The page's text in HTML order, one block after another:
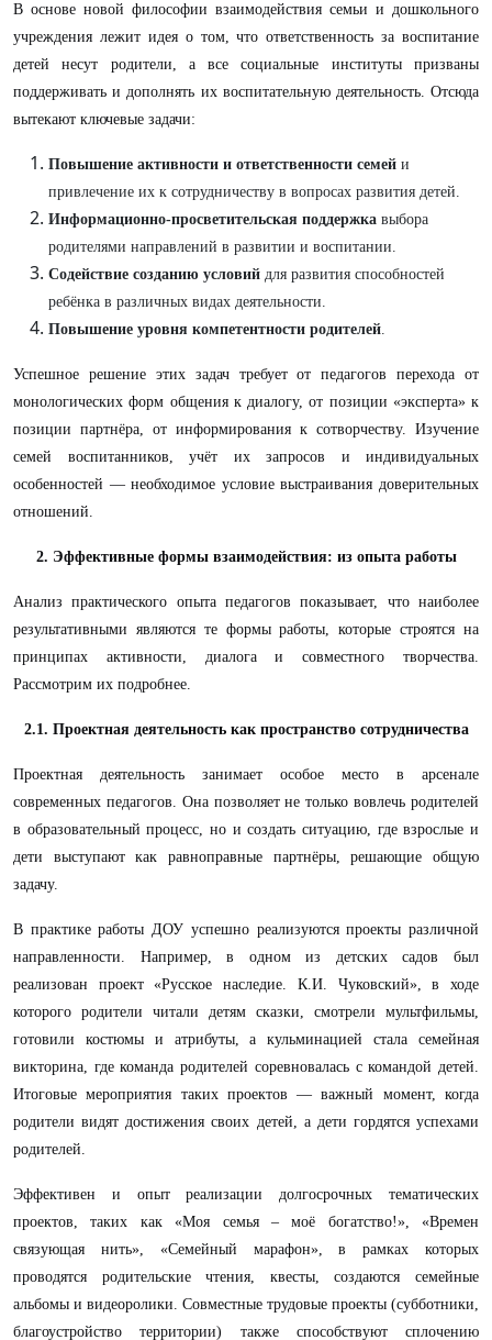
В основе новой философии взаимодействия семьи и дошкольного
учреждения лежит идея о том, что ответственность за воспитание
детей несут родители, а все социальные институты призваны
поддерживать и дополнять их воспитательную деятельность. Отсюда
вытекают ключевые задачи:
Повышение активности и ответственности семей и
привлечение их к сотрудничеству в вопросах развития детей.
Информационно-просветительская поддержка выбора
родителями направлений в развитии и воспитании.
Содействие созданию условий для развития способностей
ребёнка в различных видах деятельности.
Повышение уровня компетентности родителей.
Успешное решение этих задач требует от педагогов перехода от
монологических форм общения к диалогу, от позиции «эксперта» к
позиции партнёра, от информирования к сотворчеству. Изучение
семей воспитанников, учёт их запросов и индивидуальных
особенностей — необходимое условие выстраивания доверительных
отношений.
2. Эффективные формы взаимодействия: из опыта работы
Анализ практического опыта педагогов показывает, что наиболее
результативными являются те формы работы, которые строятся на
принципах активности, диалога и совместного творчества.
Рассмотрим их подробнее.
2.1. Проектная деятельность как пространство сотрудничества
Проектная деятельность занимает особое место в арсенале
современных педагогов. Она позволяет не только вовлечь родителей
в образовательный процесс, но и создать ситуацию, где взрослые и
дети выступают как равноправные партнёры, решающие общую
задачу.
В практике работы ДОУ успешно реализуются проекты различной
направленности. Например, в одном из детских садов был
реализован проект «Русское наследие. К.И. Чуковский», в ходе
которого родители читали детям сказки, смотрели мультфильмы,
готовили костюмы и атрибуты, а кульминацией стала семейная
викторина, где команда родителей соревновалась с командой детей.
Итоговые мероприятия таких проектов — важный момент, когда
родители видят достижения своих детей, а дети гордятся успехами
родителей.
Эффективен и опыт реализации долгосрочных тематических
проектов, таких как «Моя семья – моё богатство!», «Времен
связующая нить», «Семейный марафон», в рамках которых
проводятся родительские чтения, квесты, создаются семейные
альбомы и видеоролики. Совместные трудовые проекты (субботники,
благоустройство территории) также способствуют сплочению